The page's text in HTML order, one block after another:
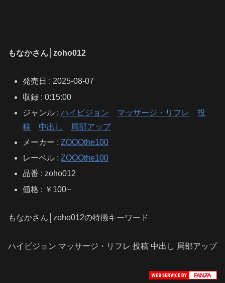
もなかさん│zoho012
発売日 : 2025-08-07
収録 : 0:15:00
ジャンル :ハイビジョン マッサージ・リフレ
投
稿
中出し
局部アップ
メーカー :ZOOOthe100
レーベル :ZOOOthe100
品番 : zoho012
価格 : ￥100~
もなかさん│zoho012の特徴キーワード
ハイビジョン マッサージ・リフレ 投稿 中出し 局部アップ